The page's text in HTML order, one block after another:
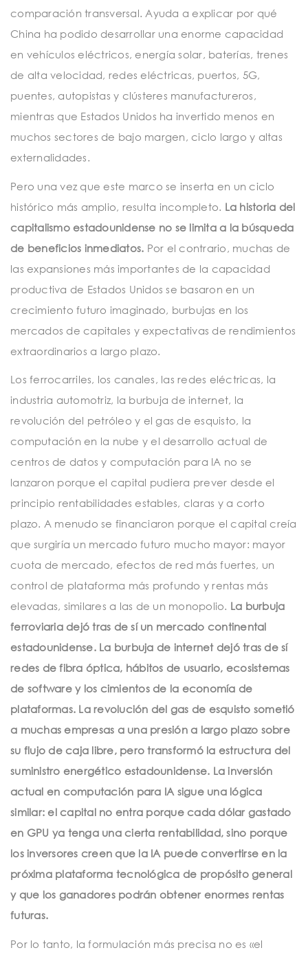
comparación transversal. Ayuda a explicar por qué
China ha podido desarrollar una enorme capacidad
en vehículos eléctricos, energía solar, baterías, trenes
de alta velocidad, redes eléctricas, puertos, 5G,
puentes, autopistas y clústeres manufactureros,
mientras que Estados Unidos ha invertido menos en
muchos sectores de bajo margen, ciclo largo y altas
externalidades.
Pero una vez que este marco se inserta en un ciclo
histórico más amplio, resulta incompleto. La historia del
capitalismo estadounidense no se limita a la búsqueda
de beneficios inmediatos. Por el contrario, muchas de
las expansiones más importantes de la capacidad
productiva de Estados Unidos se basaron en un
crecimiento futuro imaginado, burbujas en los
mercados de capitales y expectativas de rendimientos
extraordinarios a largo plazo.
Los ferrocarriles, los canales, las redes eléctricas, la
industria automotriz, la burbuja de internet, la
revolución del petróleo y el gas de esquisto, la
computación en la nube y el desarrollo actual de
centros de datos y computación para IA no se
lanzaron porque el capital pudiera prever desde el
principio rentabilidades estables, claras y a corto
plazo. A menudo se financiaron porque el capital creía
que surgiría un mercado futuro mucho mayor: mayor
cuota de mercado, efectos de red más fuertes, un
control de plataforma más profundo y rentas más
elevadas, similares a las de un monopolio. La burbuja
ferroviaria dejó tras de sí un mercado continental
estadounidense. La burbuja de internet dejó tras de sí
redes de fibra óptica, hábitos de usuario, ecosistemas
de software y los cimientos de la economía de
plataformas. La revolución del gas de esquisto sometió
a muchas empresas a una presión a largo plazo sobre
su flujo de caja libre, pero transformó la estructura del
suministro energético estadounidense. La inversión
actual en computación para IA sigue una lógica
similar: el capital no entra porque cada dólar gastado
en GPU ya tenga una cierta rentabilidad, sino porque
los inversores creen que la IA puede convertirse en la
próxima plataforma tecnológica de propósito general
y que los ganadores podrán obtener enormes rentas
futuras.
Por lo tanto, la formulación más precisa no es «el